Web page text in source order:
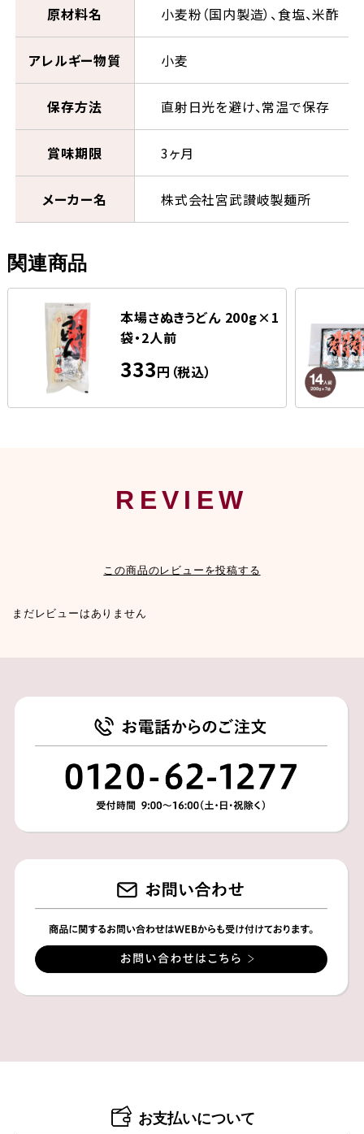
原材料名 小麦粉（国内製造）、食塩、米酢
アレルギー物質 小麦
保存方法 直射日光を避け、常温で保存
賞味期限 3ヶ月
メーカー名 株式会社宮武讃岐製麺所
関連商品
本場さぬきうどん 200g×1
袋・2人前
333円（税込）
REVIEW
この商品のレビューを投稿する
まだレビューはありません
お支払いについて